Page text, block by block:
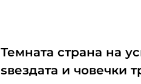
Темната страна на
ѕвездата и човечки